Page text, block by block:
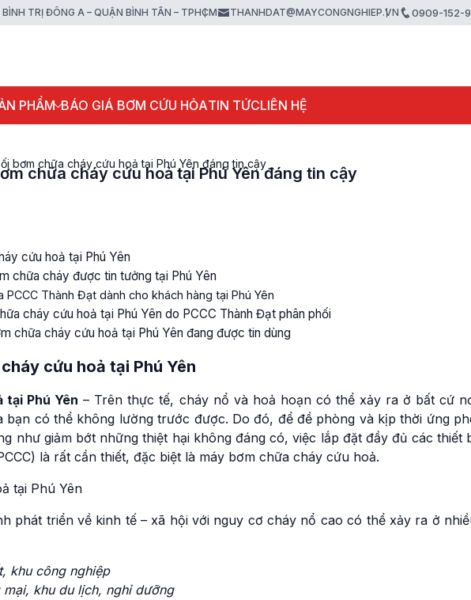
TRỊ ĐÔNG A – QUẬN BÌNH TÂN – TPHCM THANHDAT@MAYCONGNGHIEP.VN 0909-152-
PHẨM BÁO GIÁ BƠM CỨU HỎATIN TỨCLIÊN HỆ
bơm chữa cháy cứu hoả tại Phú Yên đáng tin cậy
chữa cháy cứu hoả tại Phú Yên đáng tin cậy
cứu hoả tại Phú Yên
chữa cháy được tin tưởng tại Phú Yên
PCCC Thành Đạt dành cho khách hàng tại Phú Yên
cháy cứu hoả tại Phú Yên do PCCC Thành Đạt phân phối
chữa cháy cứu hoả tại Phú Yên đang được tin dùng
cứu hoả tại Phú Yên
tại Phú Yên – Trên thực tế, cháy nổ và hoả hoạn có thể xảy ra ở bất cứ
bạn có thể không lường trước được. Do đó, để đề phòng và kịp thời ứng
như giảm bớt những thiệt hại không đáng có, việc lắp đặt đầy đủ các thiết
là rất cần thiết, đặc biệt là máy bơm chữa cháy cứu hoả.
phát triển về kinh tế – xã hội với nguy cơ cháy nổ cao có thể xảy ra ở
khu công nghiệp
khu du lịch, nghỉ dưỡng